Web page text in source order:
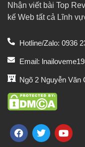
Nhận viết bài Top
kế Web tất cả Lĩnh
Hotline/Zalo: 0936
Email:
Ngõ 2 Nguyễn Văn